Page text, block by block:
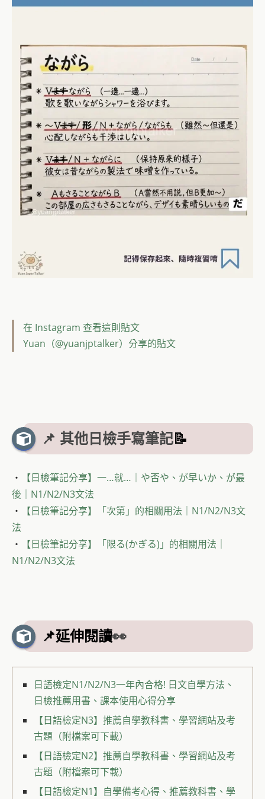
在 Instagram 查看這則貼文
Yuan（@yuanjptalker）分享的貼文
📌 其他日檢手寫筆記📝
・
【日檢筆記分享】一…就…｜や否や、が早いか、が最
後｜N1/N2/N3文法
・
【日檢筆記分享】「次第」的相關用法｜N1/N2/N3文
法
・
【日檢筆記分享】「限る(かぎる)」的相關用法｜
N1/N2/N3文法
📌延伸閱讀👀
日語檢定N1/N2/N3一年內合格! 日文自學方法、
日檢推薦用書、課本使用心得分享
【日語檢定N3】推薦自學教科書、學習網站及考
古題（附檔案可下載）
【日語檢定N2】推薦自學教科書、學習網站及考
古題（附檔案可下載）
【日語檢定N1】自學備考心得、推薦教科書、學